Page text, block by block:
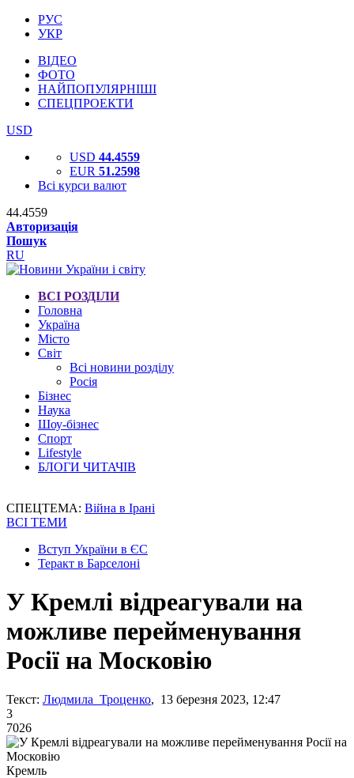
РУС
УКР
ВІДЕО
ФОТО
НАЙПОПУЛЯРНІШІ
СПЕЦПРОЕКТИ
USD
USD 44.4559
EUR 51.2598
Всі курси валют
44.4559
Авторизація
Пошук
RU
ВСІ РОЗДІЛИ
Головна
Україна
Місто
Світ
Всі новини розділу
Росія
Бізнес
Наука
Шоу-бізнес
Спорт
Lifestyle
БЛОГИ ЧИТАЧІВ
СПЕЦТЕМА: Війна в Ірані
ВСІ ТЕМИ
Вступ України в ЄС
Теракт в Барселоні
У Кремлі відреагували на
можливе перейменування
Росії на Московію
Текст: Людмила Троценко, 13 березня 2023, 12:47
3
7026
Кремль